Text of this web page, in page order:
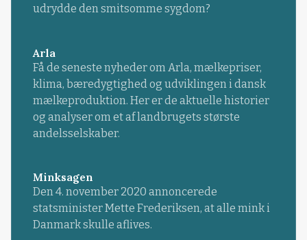
udrydde den smitsomme sygdom?
Arla
Få de seneste nyheder om Arla, mælkepriser,
klima, bæredygtighed og udviklingen i dansk
mælkeproduktion. Her er de aktuelle historier
og analyser om et af landbrugets største
andelsselskaber.
Minksagen
Den 4. november 2020 annoncerede
statsminister Mette Frederiksen, at alle mink i
Danmark skulle aflives.